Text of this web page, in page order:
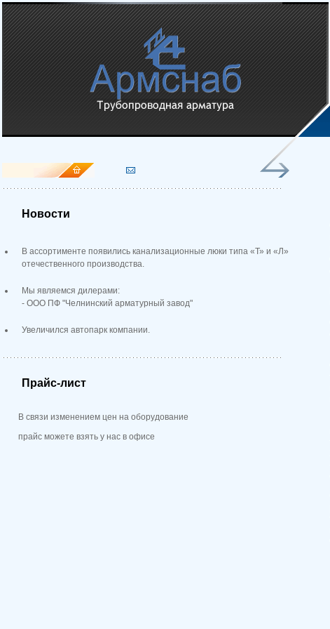
Новости
В ассортименте появились канализационные люки типа «Т» и «Л»
отечественного производства.
Мы являемся дилерами:
- ООО ПФ "Челнинский арматурный завод"
Увеличился автопарк компании.
Прайс-лист
В связи изменением цен на оборудование
прайс можете взять у нас в офисе